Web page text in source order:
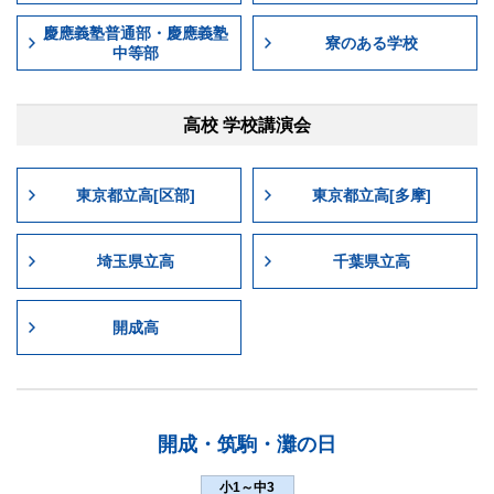
慶應義塾普通部・慶應義塾
中等部
寮のある学校
高校 学校講演会
東京都立高[区部] 東京都立高[多摩]
埼玉県立高 千葉県立高
開成高
開成・筑駒・灘の日
小1～中3